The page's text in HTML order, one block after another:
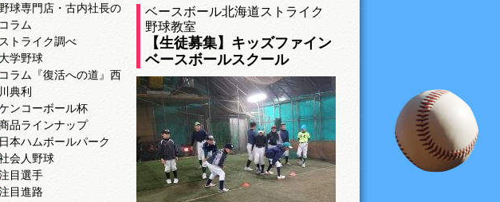
野球専門店・古内社長の
コラム
ストライク調べ
大学野球
コラム『復活への道』西
川典利
ンコーボール杯
品ラインナップ
日本ハムボールパーク
会人野球
目選手
目進路
ベースボール北海道ストライク
野球教室
【生徒募集】キッズファイン
ベースボールスクール